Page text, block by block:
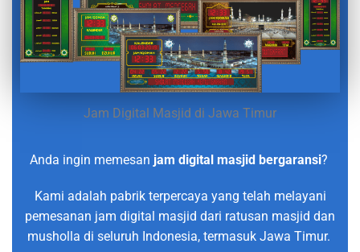
Jam Digital Masjid di Jawa Timur
Anda ingin memesan jam digital masjid bergaransi?
Kami adalah pabrik terpercaya yang telah melayani
pemesanan jam digital masjid dari ratusan masjid dan
musholla di seluruh Indonesia, termasuk Jawa Timur.